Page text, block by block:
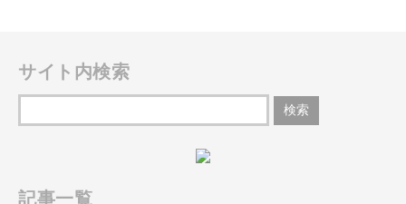
サイト内検索
記事一覧